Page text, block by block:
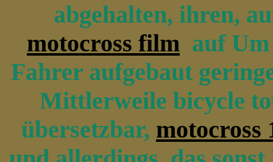
abgehalten, ihren,
motocross film auf
Fahrer aufgebaut
Mittlerweile bicycle
übersetzbar, motocross